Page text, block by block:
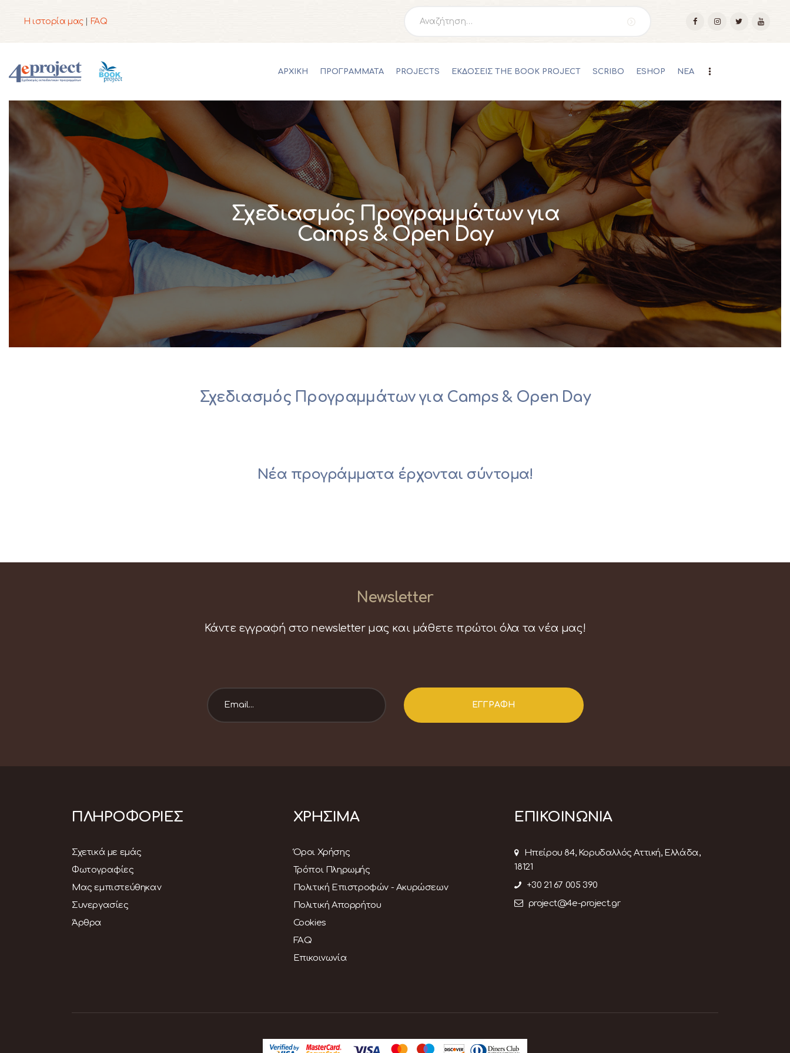
Η ιστορία μας| FAQ
ΑΡΧΙΚΗ ΠΡΟΓΡΑΜΜΑΤΑ PROJECTS ΕΚΔΟΣΕΙΣ THE BOOK PROJECT SCRIBO ESHOP ΝΕΑ
SCRIBO
ESHOP
ΝΕΑ
ΕΠΙΚΟΙΝΩΝΙΑ
Σχεδιασμός Προγραμμάτων για
Camps & Open Day
Σχεδιασμός Προγραμμάτων για Camps & Open Day
Νέα προγράμματα έρχονται σύντομα!
Newsletter
Κάντε εγγραφή στο newsletter μας και μάθετε πρώτοι όλα τα νέα μας!
ΠΛΗΡΟΦΟΡΙΕΣ
Σχετικά με εμάς
Φωτογραφίες
Μας εμπιστεύθηκαν
Συνεργασίες
Άρθρα
ΧΡΗΣΙΜΑ
Όροι Χρήσης
Τρόποι Πληρωμής
Πολιτική Επιστροφών - Ακυρώσεων
Πολιτική Απορρήτου
Cookies
FAQ
Επικοινωνία
ΕΠΙΚΟΙΝΩΝΙΑ
Ηπείρου 84, Κορυδαλλός Αττική, Ελλάδα,
18121
+30 21 67 005 390
project@4e-project.gr